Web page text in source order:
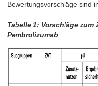
Bewertungsvorschläge sind
Tabelle 1: Vorschläge zum
Pembrolizumab